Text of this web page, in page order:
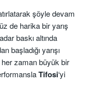
şöyle devam
de harika bir yarış
baskı altında
başladığı yarışı
her zaman büyük bir
Tifosi‘yi